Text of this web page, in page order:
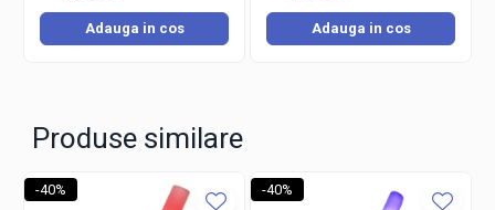
Adauga in cos Adauga in cos
Produse similare
-40% -40%